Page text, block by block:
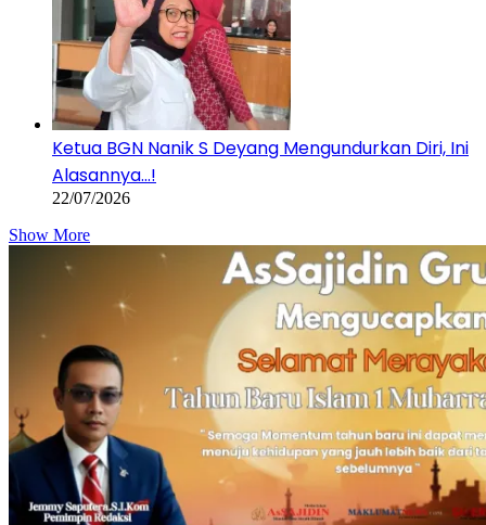
Ketua BGN Nanik S Deyang Mengundurkan Diri, Ini
Alasannya…!
22/07/2026
Show More